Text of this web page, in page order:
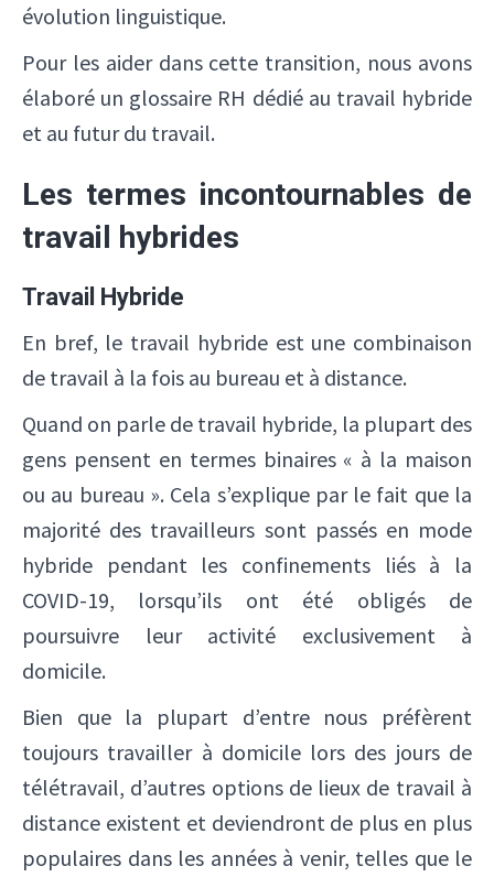
évolution linguistique.
Pour les aider dans cette transition, nous avons
élaboré un glossaire RH dédié au travail hybride
et au futur du travail.
Les termes incontournables de
travail hybrides
Travail Hybride
En bref, le travail hybride est une combinaison
de travail à la fois au bureau et à distance.
Quand on parle de travail hybride, la plupart des
gens pensent en termes binaires « à la maison
ou au bureau ». Cela s’explique par le fait que la
majorité des travailleurs sont passés en mode
hybride pendant les confinements liés à la
COVID-19, lorsqu’ils ont été obligés de
poursuivre leur activité exclusivement à
domicile.
Bien que la plupart d’entre nous préfèrent
toujours travailler à domicile lors des jours de
télétravail, d’autres options de lieux de travail à
distance existent et deviendront de plus en plus
populaires dans les années à venir, telles que le